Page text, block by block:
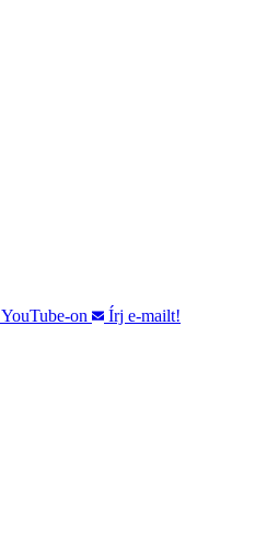
YouTube-on
Írj e-mailt!